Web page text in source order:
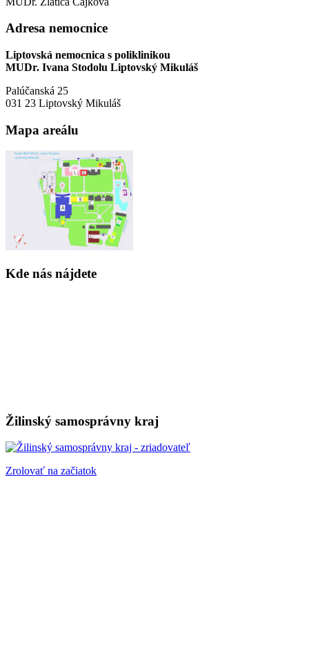
Adresa nemocnice
Liptovská nemocnica s poliklinikou
MUDr. Ivana Stodolu Liptovský Mikuláš
Palúčanská 25
031 23 Liptovský Mikuláš
Mapa areálu
Kde nás nájdete
Žilinský samosprávny kraj
Zrolovať na začiatok